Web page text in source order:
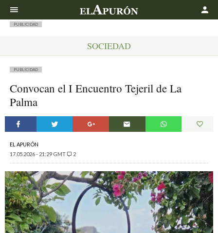
PUBLICIDAD
SOCIEDAD
PUBLICIDAD
Convocan el I Encuentro Tejeril de La
Palma
EL APURÓN
17.05.2026 - 21:29 GMT
2